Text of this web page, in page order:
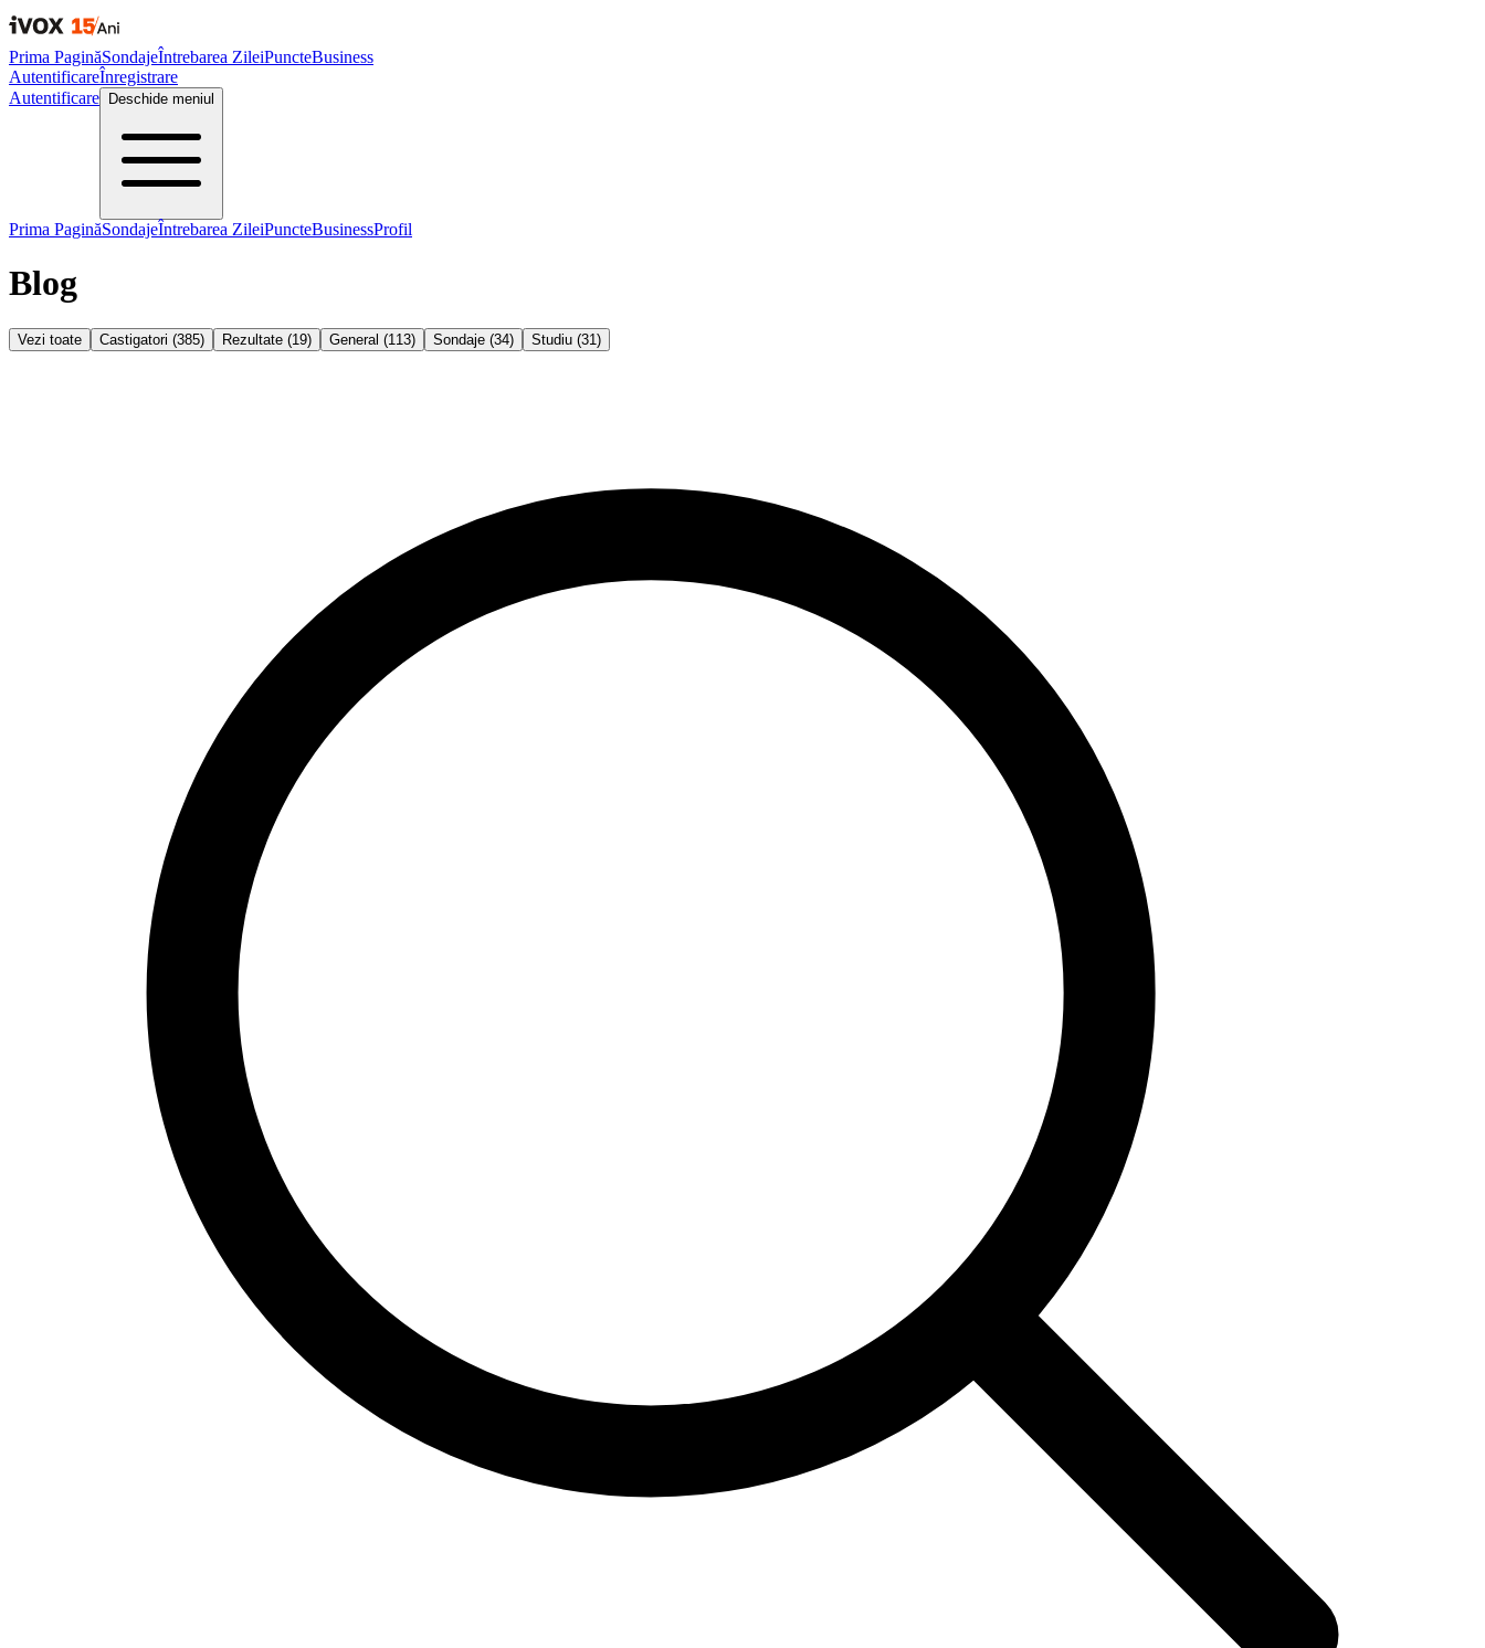
Prima PaginăSondajeÎntrebarea ZileiPuncteBusiness
AutentificareÎnregistrare
Autentificare
Deschide meniul
Prima PaginăSondajeÎntrebarea ZileiPuncteBusinessProfil
Blog
Vezi toate Castigatori (385) Rezultate (19) General (113) Sondaje (34) Studiu (31 )